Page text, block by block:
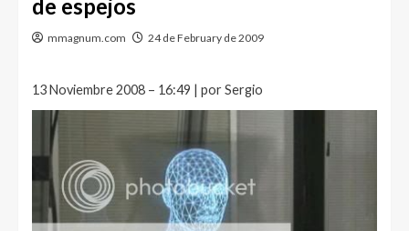
de espejos
mmagnum.com 24 de February de 2009
13 Noviembre 2008 – 16:49 | por Sergio